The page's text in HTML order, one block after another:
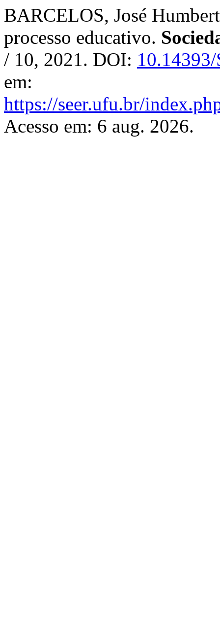
BARCELOS, José
processo educativo.
/ 10, 2021. DOI:
em:
https://seer.ufu.br/
Acesso em: 6 aug. 2026.